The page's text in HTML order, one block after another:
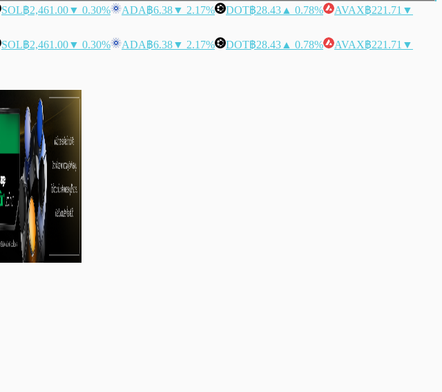
SOL฿2,461.00▼ 0.30% ADA฿6.38▼ 2.17% DOT฿28.43 ▲ 0.78% AVAX฿221.71 ▼
SOL฿2,461.00▼ 0.30% ADA฿6.38▼ 2.17% DOT฿28.43 ▲ 0.78% AVAX฿221.71 ▼